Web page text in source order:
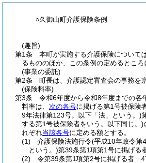
○久御山町介護保険条例
(趣旨)
第1条
本町が実施する介護保険について
るもののほか、この条例の定めるところ
(事業の委託)
第2条
町長は、介護認定審査会の事務を
(保険料率)
第3条
令和6年度から令和8年度までの各
料率は、 次の各号に掲げる第1号被保険
9年法律第123号。以下「法」という。)
する第1号被保険者をいう。以下同じ。)
れぞれ当該各号に定める額とする。
(1)
介護保険法施行令(平成10年政令第
という。)第39条第1項第1号に掲げる
(2)
令第39条第1項第2号に掲げる者